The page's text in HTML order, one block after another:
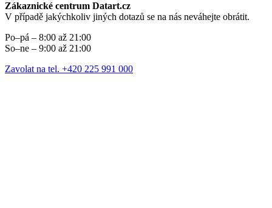
Zákaznické centrum Datart.cz
V případě jakýchkoliv jiných dotazů se na nás neváhejte obrátit.
Po–pá – 8:00 až 21:00
So–ne – 9:00 až 21:00
Zavolat na tel. +420 225 991 000